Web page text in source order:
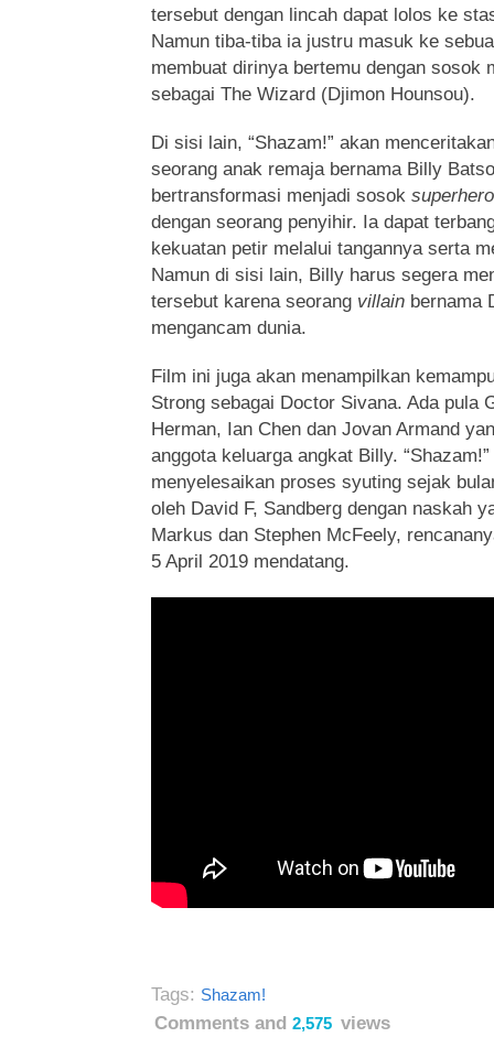
tersebut dengan lincah dapat lolos ke
Namun tiba-tiba ia justru masuk ke
membuat dirinya bertemu dengan sosok
sebagai The Wizard (Djimon Hounsou).
Di sisi lain, “Shazam!” akan
seorang anak remaja bernama Billy
bertransformasi menjadi sosok superhero
dengan seorang penyihir. Ia dapat
kekuatan petir melalui tangannya serta
Namun di sisi lain, Billy harus segera
tersebut karena seorang villain bernama
mengancam dunia.
Film ini juga akan menampilkan
Strong sebagai Doctor Sivana. Ada pula
Herman, Ian Chen dan Jovan Armand
anggota keluarga angkat Billy.
menyelesaikan proses syuting sejak
oleh David F, Sandberg dengan naskah
Markus dan Stephen McFeely,
5 April 2019 mendatang.
Tags: Shazam!
Comments and 2,575 views